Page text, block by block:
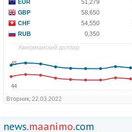
news.maanimo.com